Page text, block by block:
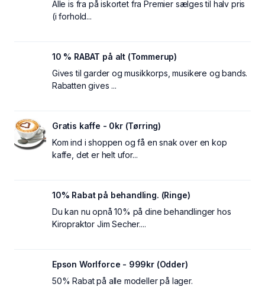
Alle is fra på iskortet fra Premier sælges til halv pris
(i forhold...
10 % RABAT på alt (Tommerup)
Gives til garder og musikkorps, musikere og bands.
Rabatten gives ...
Gratis kaffe - 0kr (Tørring)
Kom ind i shoppen og få en snak over en kop
kaffe, det er helt ufor...
10% Rabat på behandling. (Ringe)
Du kan nu opnå 10% på dine behandlinger hos
Kiropraktor Jim Secher....
Epson Worlforce - 999kr (Odder)
50% Rabat på alle modeller på lager.